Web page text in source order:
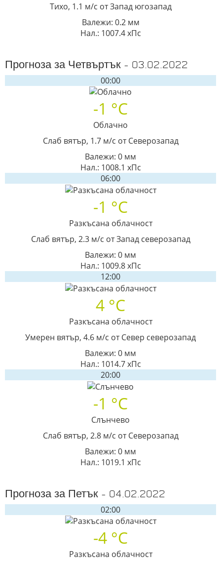
Тихо, 1.1 м/с от Запад югозапад
Валежи: 0.2 мм
Нал.: 1007.4 хПс
Прогноза за Четвъртък - 03.02.2022
00:00
-1 °C
Облачно
Слаб вятър, 1.7 м/с от Северозапад
Валежи: 0 мм
Нал.: 1008.1 хПс
06:00
-1 °C
Разкъсана облачност
Слаб вятър, 2.3 м/с от Запад северозапад
Валежи: 0 мм
Нал.: 1009.8 хПс
12:00
4 °C
Разкъсана облачност
Умерен вятър, 4.6 м/с от Север северозапад
Валежи: 0 мм
Нал.: 1014.7 хПс
20:00
-1 °C
Слънчево
Слаб вятър, 2.8 м/с от Северозапад
Валежи: 0 мм
Нал.: 1019.1 хПс
Прогноза за Петък - 04.02.2022
02:00
-4 °C
Разкъсана облачност